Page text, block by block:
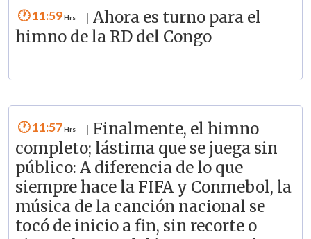
11:59
Ahora es turno para el
himno de la RD del Congo
11:57
Finalmente, el himno
completo; lástima que se juega sin
público: A diferencia de lo que
siempre hace la FIFA y Conmebol, la
música de la canción nacional se
tocó de inicio a fin, sin recorte o